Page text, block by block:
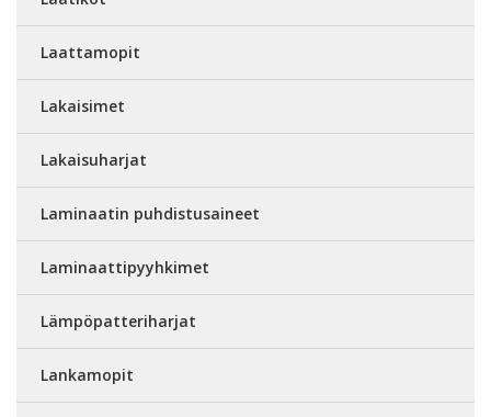
Laattamopit
Lakaisimet
Lakaisuharjat
Laminaatin puhdistusaineet
Laminaattipyyhkimet
Lämpöpatteriharjat
Lankamopit